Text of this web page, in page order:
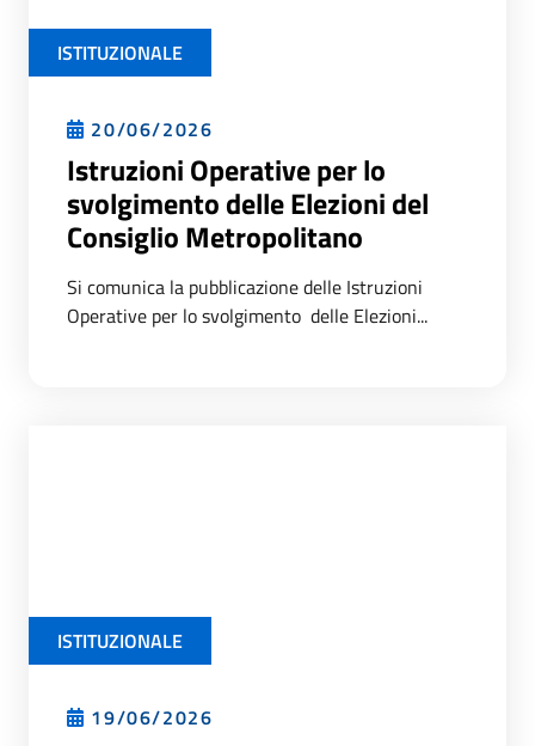
ISTITUZIONALE
20/06/2026
Istruzioni Operative per lo
svolgimento delle Elezioni del
Consiglio Metropolitano
Si comunica la pubblicazione delle Istruzioni
Operative per lo svolgimento delle Elezioni...
ISTITUZIONALE
19/06/2026